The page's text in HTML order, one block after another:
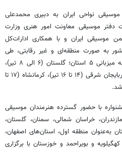
نواحی ایران به دبیری محمدعلی
موسیقی معاونت امور هنری وزارت
موسیقی ایران و با همکاری ادارات‌کل
به صورت منطقه‌ای و غیر رقابتی، طی
روزهای ششم تا بیست و سوم تیر به میزبانی ۵ استان؛ گلستان (۶ الی ۸ تیر)،
چهارمحال و بختیاری (۱۰ تا ۱۲ تیر)، آذربایجان شرقی (۱۴ تا ۱۶ تیر)، کرمانشاه (۱۷ تا
با حضور گسترده هنرمندان موسیقی
خراسان شمالی، سمنان، گلستان،
به‌عنوان منطقه اول، استان‌های اصفهان،
و بویراحمد و خوزستان با برگزاری